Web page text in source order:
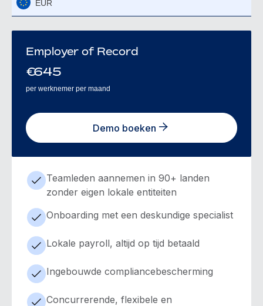
EUR
Employer of Record
€645
per werknemer per maand
Demo boeken
Teamleden aannemen in 90+ landen
zonder eigen lokale entiteiten
Onboarding met een deskundige specialist
Lokale payroll, altijd op tijd betaald
Ingebouwde compliancebescherming
Concurrerende, flexibele en